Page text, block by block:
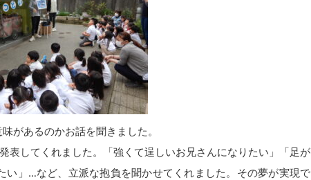
があるのかお話を聞きました。
表してくれました。「強くて逞しいお兄さんになりたい」「足が
」…など、立派な抱負を聞かせてくれました。その夢が実現で